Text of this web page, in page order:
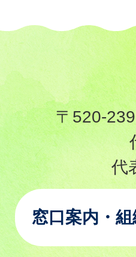
〒520-
代
窓口案内・